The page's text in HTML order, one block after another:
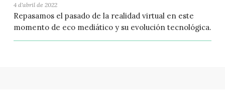
4 d'abril de 2022
Repasamos el pasado de la realidad virtual en este
momento de eco mediático y su evolución tecnológica.